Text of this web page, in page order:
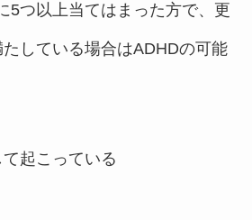
5つ以上当てはまった方で、更
している場合はADHDの可能
て起こっている